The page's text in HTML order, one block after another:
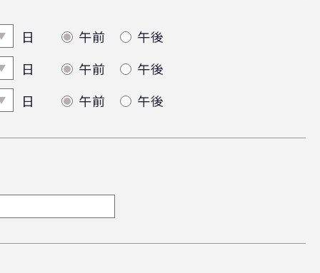
日 午前
午後
日 午前
午後
日 午前 午後